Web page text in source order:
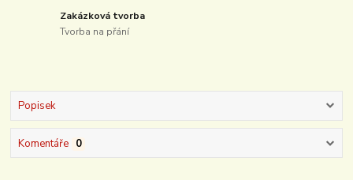
Zakázková tvorba
Tvorba na přání
Popisek
Komentáře 0